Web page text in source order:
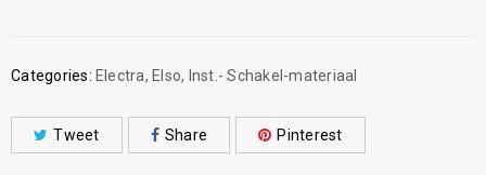
Categories: Electra, Elso, Inst.- Schakel-materiaal
Tweet Share Pinterest